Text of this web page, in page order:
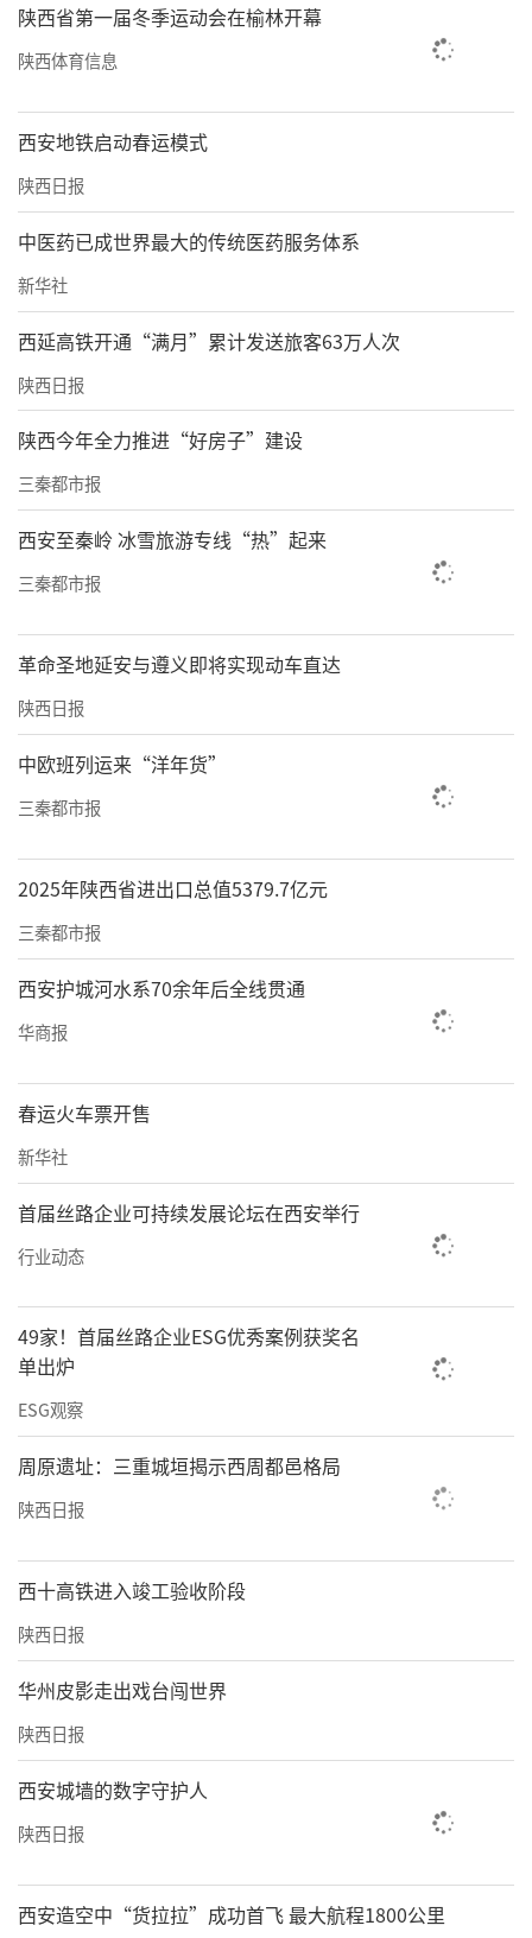
陕西省第一届冬季运动会在榆林开幕
陕西体育信息
西安地铁启动春运模式
陕西日报
中医药已成世界最大的传统医药服务体系
新华社
西延高铁开通“满月”累计发送旅客63万人次
陕西日报
陕西今年全力推进“好房子”建设
三秦都市报
西安至秦岭 冰雪旅游专线“热”起来
三秦都市报
革命圣地延安与遵义即将实现动车直达
陕西日报
中欧班列运来“洋年货”
三秦都市报
2025年陕西省进出口总值5379.7亿元
三秦都市报
西安护城河水系70余年后全线贯通
华商报
春运火车票开售
新华社
首届丝路企业可持续发展论坛在西安举行
行业动态
49家！首届丝路企业ESG优秀案例获奖名
单出炉
ESG观察
周原遗址：三重城垣揭示西周都邑格局
陕西日报
西十高铁进入竣工验收阶段
陕西日报
华州皮影走出戏台闯世界
陕西日报
西安城墙的数字守护人
陕西日报
西安造空中“货拉拉”成功首飞 最大航程1800公里